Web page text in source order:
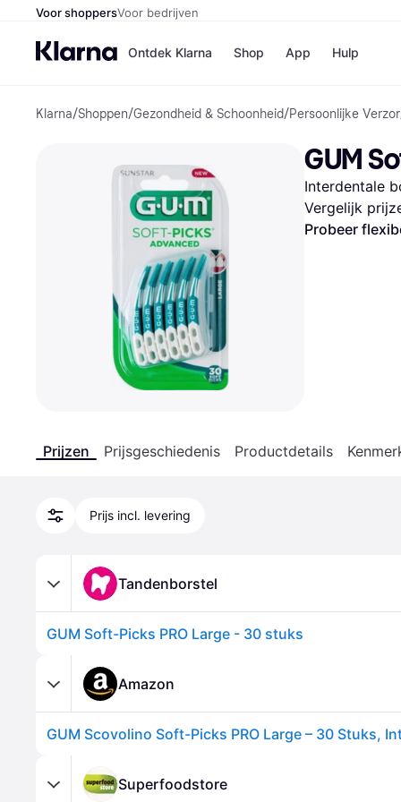
Voor shoppersVoor bedrijven
Ontdek Klarna Shop
Winkels
Bol
H&M
App Hulp
Klarna/Shoppen/Gezondheid & Schoonheid/Persoonlijke
GUM
Interdentale
Vergelijk
Probeer
Prijzen Prijsgeschiedenis Productdetails
Prijs incl. levering
Tandenborstel
GUM Soft-Picks PRO Large - 30 stuks
Amazon
Superfoodstore